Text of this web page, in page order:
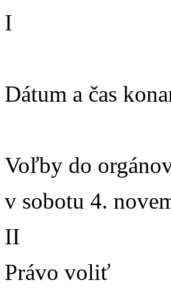
I
Dátum a čas
Voľby do
v sobotu 4.
II
Právo voliť